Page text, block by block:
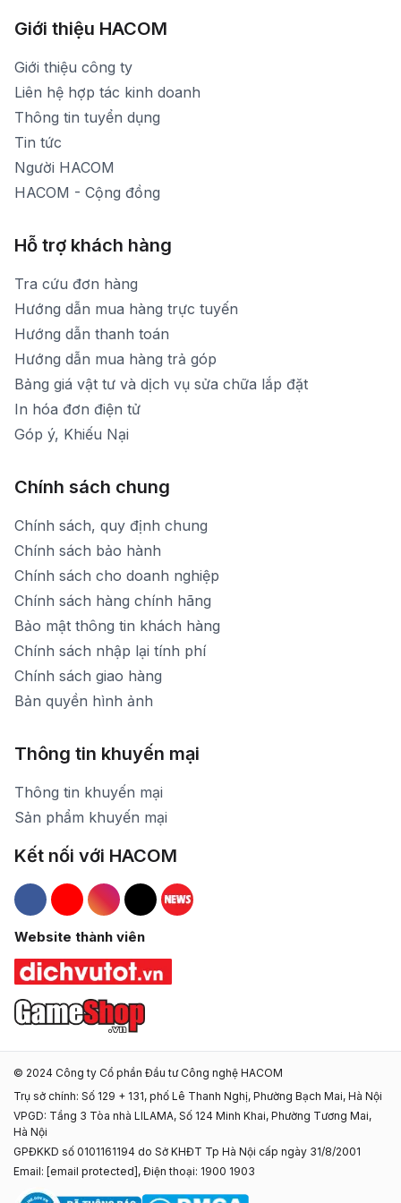
Thời gian mở cửa: Từ 8h30-19h hàng ngày
Xem bản đồ đường đi
1900 1903 (máy lẻ 159) -(028)73000322
1900 1903 (máy lẻ 160)
[email protected]
Thời gian mở cửa: Từ 8h30-20h hàng ngày
Giới thiệu HACOM
Giới thiệu công ty
Liên hệ hợp tác kinh doanh
Thông tin tuyển dụng
Tin tức
Người HACOM
HACOM - Cộng đồng
Hỗ trợ khách hàng
Tra cứu đơn hàng
Hướng dẫn mua hàng trực tuyến
Hướng dẫn thanh toán
Hướng dẫn mua hàng trả góp
Bảng giá vật tư và dịch vụ sửa chữa lắp đặt
In hóa đơn điện tử
Góp ý, Khiếu Nại
Chính sách chung
Chính sách, quy định chung
Chính sách bảo hành
Chính sách cho doanh nghiệp
Chính sách hàng chính hãng
Bảo mật thông tin khách hàng
Chính sách nhập lại tính phí
Chính sách giao hàng
Bản quyền hình ảnh
Thông tin khuyến mại
Thông tin khuyến mại
Sản phẩm khuyến mại
Kết nối với HACOM
Hacom Facebook
Hacom YouTube
Hacom Instagram
Hacom TikTok
Website thành viên
© 2024 Công ty Cổ phần Đầu tư Công nghệ HACOM
Trụ sở chính: Số 129 + 131, phố Lê Thanh Nghị, Phường Bạch Mai, Hà Nội
VPGD: Tầng 3 Tòa nhà LILAMA, Số 124 Minh Khai, Phường Tương Mai,
Hà Nội
GPĐKKD số 0101161194 do Sở KHĐT Tp Hà Nội cấp ngày 31/8/2001
Email: [email protected] , Điện thoại: 1900 1903